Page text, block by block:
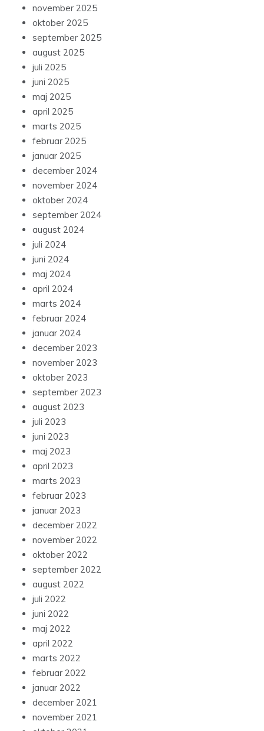
november 2025
oktober 2025
september 2025
august 2025
juli 2025
juni 2025
maj 2025
april 2025
marts 2025
februar 2025
januar 2025
december 2024
november 2024
oktober 2024
september 2024
august 2024
juli 2024
juni 2024
maj 2024
april 2024
marts 2024
februar 2024
januar 2024
december 2023
november 2023
oktober 2023
september 2023
august 2023
juli 2023
juni 2023
maj 2023
april 2023
marts 2023
februar 2023
januar 2023
december 2022
november 2022
oktober 2022
september 2022
august 2022
juli 2022
juni 2022
maj 2022
april 2022
marts 2022
februar 2022
januar 2022
december 2021
november 2021